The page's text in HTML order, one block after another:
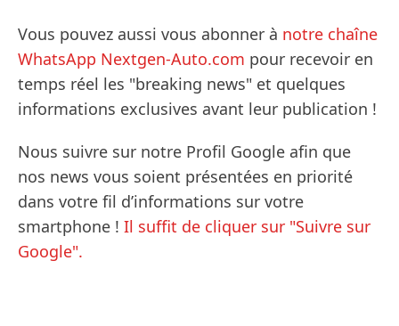
Vous pouvez aussi vous abonner à notre chaîne
WhatsApp Nextgen-Auto.com pour recevoir en
temps réel les "breaking news" et quelques
informations exclusives avant leur publication !
Nous suivre sur notre Profil Google afin que
nos news vous soient présentées en priorité
dans votre fil d’informations sur votre
smartphone ! Il suffit de cliquer sur "Suivre sur
Google".